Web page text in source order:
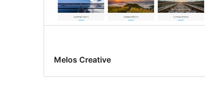
Melos Creative